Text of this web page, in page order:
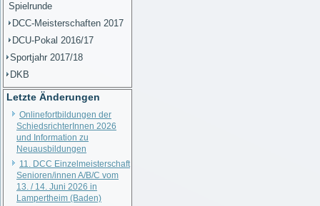
Spielrunde
DCC-Meisterschaften 2017
DCU-Pokal 2016/17
Sportjahr 2017/18
DKB
Letzte Änderungen
Onlinefortbildungen der
SchiedsrichterInnen 2026
und Information zu
Neuausbildungen
11. DCC Einzelmeisterschaft
Senioren/innen A/B/C vom
13. / 14. Juni 2026 in
Lampertheim (Baden)